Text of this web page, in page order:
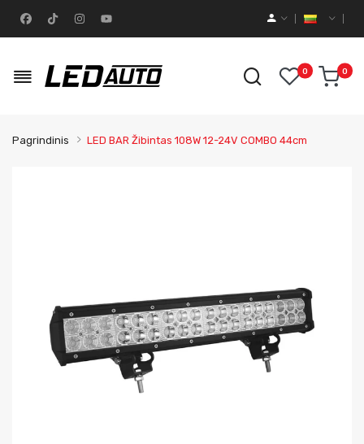
0 0
Pagrindinis LED BAR Žibintas 108W 12-24V COMBO 44cm